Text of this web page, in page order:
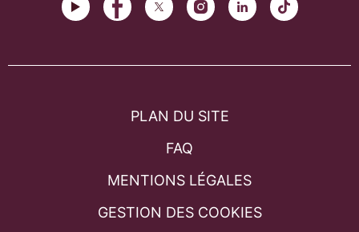
PLAN DU SITE
FAQ
MENTIONS LÉGALES
GESTION DES COOKIES